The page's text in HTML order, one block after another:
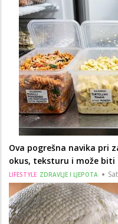
Ova pogrešna navika pri
okus, teksturu i može biti
LIFESTYLE ZDRAVLJE I LJEPOTA